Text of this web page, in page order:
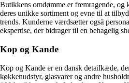
Butikkens omdømme er fremragende, og
deres unikke sortiment og evne til at
trends. Kunderne værdsætter også
ekspertise, der bidrager til en behagelig
Kop og Kande
Kop og Kande er en dansk detailkæde,
køkkenudstyr, glasvarer og andre